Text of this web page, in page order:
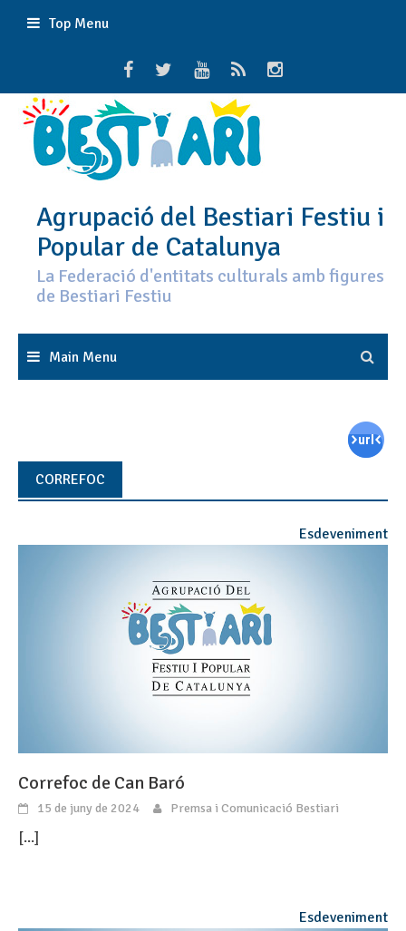
Top Menu
Agrupació del Bestiari Festiu i
Popular de Catalunya
La Federació d'entitats culturals amb figures
de Bestiari Festiu
Main Menu
CORREFOC
Esdeveniment
Correfoc de Can Baró
15 de juny de 2024 Premsa i Comunicació Bestiari
[...]
Esdeveniment